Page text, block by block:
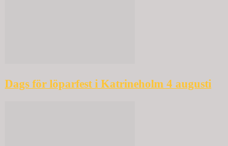
Dags för löparfest i Katrineholm 4 augusti